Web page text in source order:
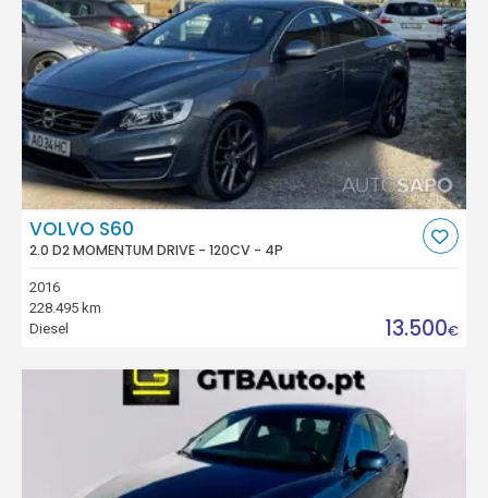
VOLVO S60
2.0 D2 MOMENTUM DRIVE - 120CV - 4P
2016
228.495 km
Diesel
13.500€